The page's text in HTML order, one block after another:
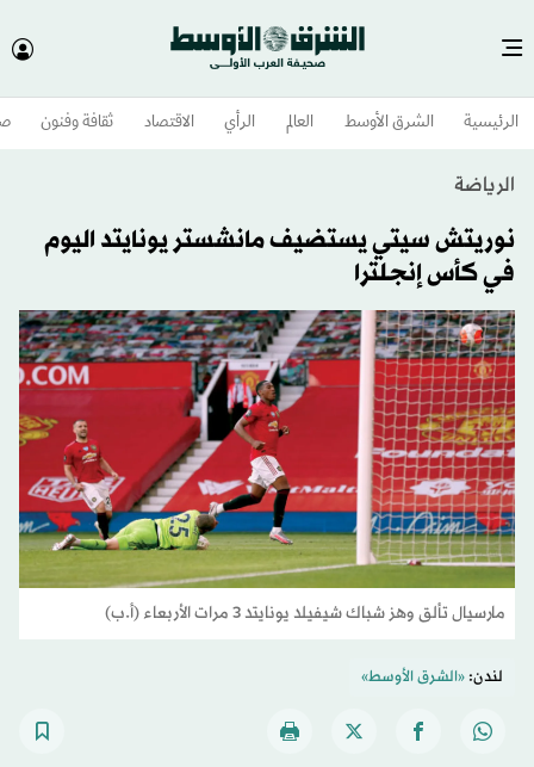
الرئيسية الشرق الأوسط​ العالم الرأي الاقتصاد ثقافة وفنون
الرياضة
نوريتش سيتي يستضيف مانشستر يونايتد اليوم
في كأس إنجلترا
مارسيال تألق وهز شباك شيفيلد يونايتد 3 مرات الأربعاء (أ.ب)
لندن:«الشرق الأوسط»